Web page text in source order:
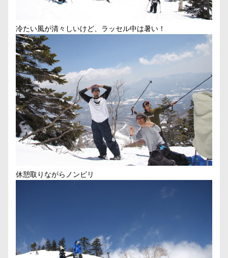
冷たい風が清々しいけど、ラッセル中は暑い！
休憩取りながらノンビリ